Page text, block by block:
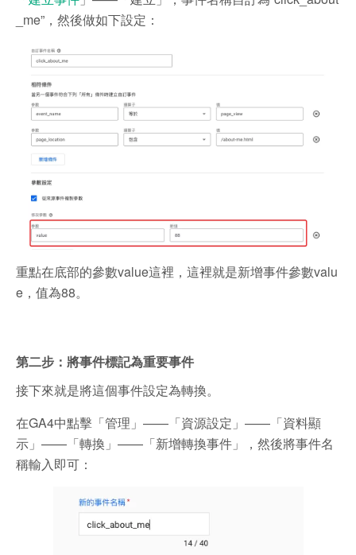
_me”，然後做如下設定：
重點在底部的參數value這裡，這裡就是新增事件參數valu
e，值為88。
第二步：將事件標記為重要事件
接下來就是將這個事件設定為轉換。
在GA4中點擊「管理」——「資源設定」——「資料顯
示」——「轉換」——「新增轉換事件」，然後將事件名
稱輸入即可：